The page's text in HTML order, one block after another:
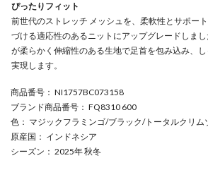
ぴったりフィット
前世代のストレッチ メッシュを、柔軟性とサポー
づける適応性のあるニットにアップグレードしま
が柔らかく伸縮性のある生地で足首を包み込み、
実現します。
商品番号 ： NI1757BC073158
ブランド商品番号 ： FQ8310 600
色 ： マジックフラミンゴ/ブラック/トータルクリム
原産国 ： インドネシア
シーズン ： 2025年 秋冬